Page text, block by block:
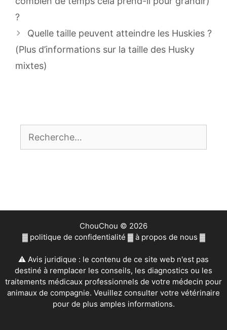
?
Quelle taille peuvent atteindre les Huskies ?
(Plus d’informations sur la taille des Husky
mixtes)
ChouChou © 2026
▓ politique de confidentialité ▓ à propos de nous ▓
⚠ Avis juridique : le contenu de ce site web n'est pas
destiné à remplacer les conseils, les diagnostics ou les
traitements médicaux professionnels de votre médecin pour
animaux de compagnie. Veuillez consulter votre vétérinaire
pour de plus amples informations.